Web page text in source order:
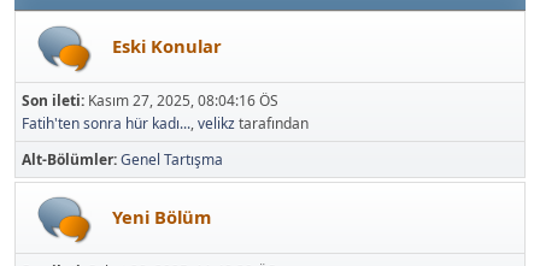
Eski Konular
Son ileti: Kasım 27, 2025, 08:04:16 ÖS
Fatih'ten sonra hür kadı...,velikztarafından
Alt-Bölümler Genel Tartışma
Yeni Bölüm